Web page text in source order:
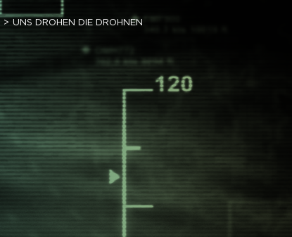
UNS DROHEN DIE DROHNEN